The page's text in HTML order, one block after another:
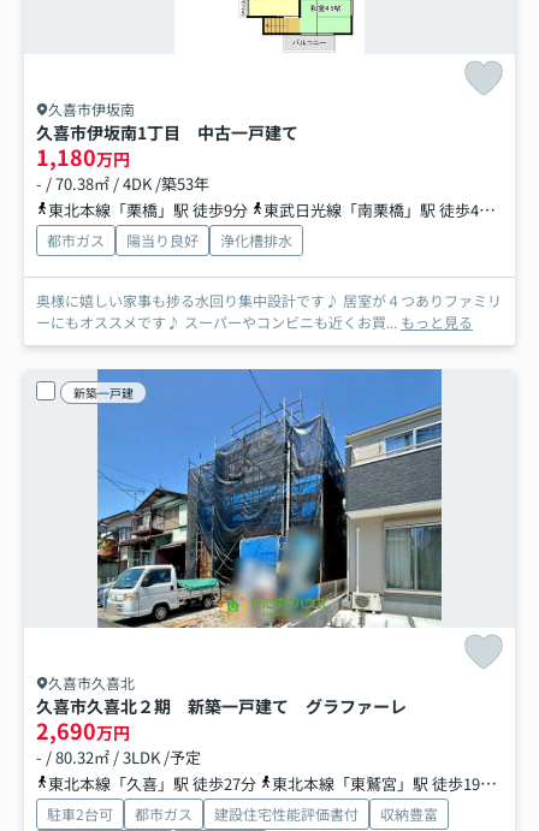
久喜市伊坂南
久喜市伊坂南1丁目 中古一戸建て
1,180万円
- / 70.38㎡ / 4DK /築53年
東北本線「栗橋」駅 徒歩9分
東武日光線「南栗橋」駅 徒歩43分
都市ガス 陽当り良好 浄化槽排水
奥様に嬉しい家事も捗る水回り集中設計です♪ 居室が４つありファミリ
ーにもオススメです♪ スーパーやコンビニも近くお買... もっと見る
新築一戸建
久喜市久喜北
久喜市久喜北２期 新築一戸建て グラファーレ
2,690万円
- / 80.32㎡ / 3LDK /予定
東北本線「久喜」駅 徒歩27分
東北本線「東鷲宮」駅 徒歩19分
駐車2台可 都市ガス 建設住宅性能評価書付
収納豊富